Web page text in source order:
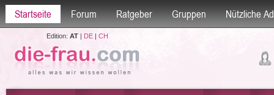
Startseite Forum Ratgeber Gruppen Nützliche
Edition: AT| DE| CH